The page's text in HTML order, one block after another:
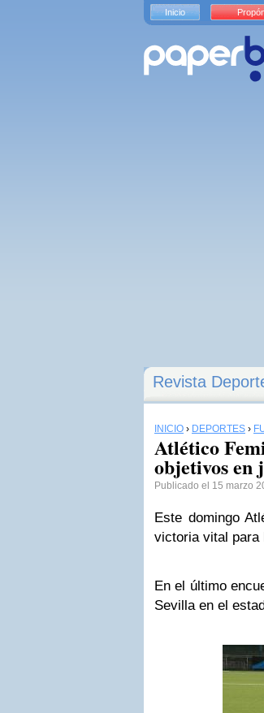
Revista
INICIO › DEPORTES ›
Atlético
objetivos en
Publicado el 15 marzo
Este domingo
victoria vital para
En el último
Sevilla en el
Inicio